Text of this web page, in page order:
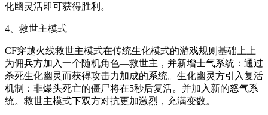
化幽灵活即可获得胜利。
4、救世主模式
CF穿越火线救世主模式在传统生化模式的游戏规则基础上上
为佣兵方加入一个随机角色—救世主，并新增士气系统：通过
杀死生化幽灵而获得攻击力加成的系统。生化幽灵方引入复活
机制：非爆头死亡的僵尸将在5秒后复活。并加入新的怒气系
统。救世主模式下双方对抗更加激烈，充满变数。